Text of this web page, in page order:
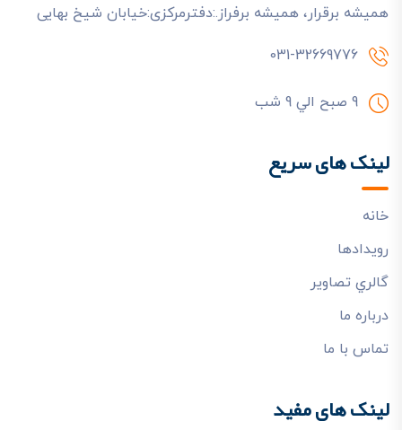
هميشه برقرار، هميشه برفراز.:دفترمرکزی:خیابان شیخ بهایی
031-32669776
9 صبح الي 9 شب
لینک های سریع
خانه
رويدادها
گالري تصاوير
درباره ما
تماس با ما
لینک های مفید